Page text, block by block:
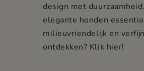
design met
elegante honden
milieuvriendelijk en
ontdekken? Klik hier!